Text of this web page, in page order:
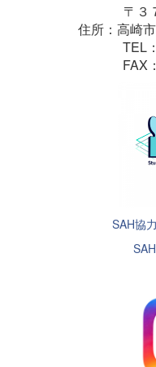
〒３
住所：高崎
TEL
FAX
SAH協